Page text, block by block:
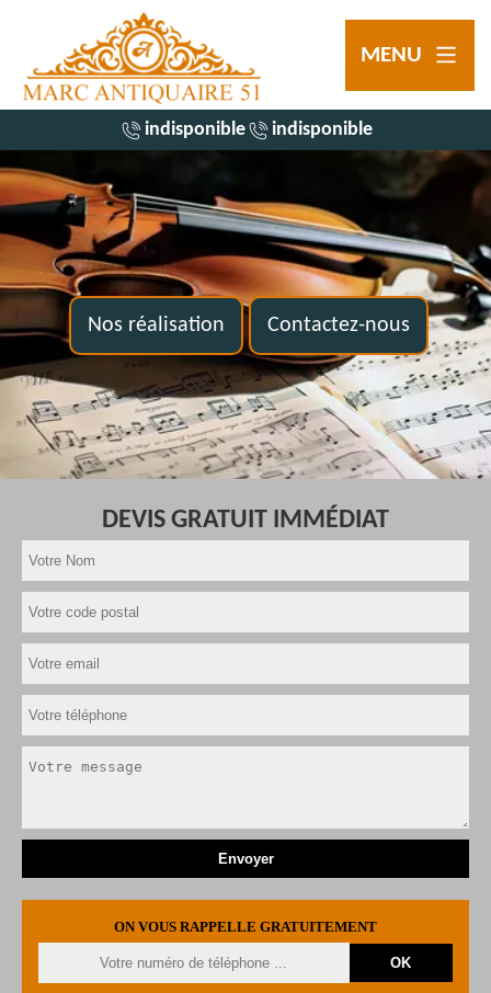
MENU
indisponible indisponible
Nos réalisation Contactez-nous
DEVIS GRATUIT IMMÉDIAT
ON VOUS RAPPELLE GRATUITEMENT